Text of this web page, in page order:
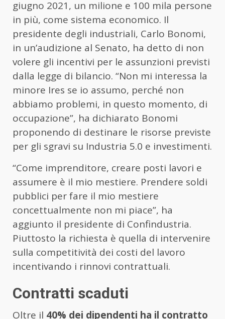
giugno 2021, un milione e 100 mila persone
in più, come sistema economico. Il
presidente degli industriali, Carlo Bonomi,
in un’audizione al Senato, ha detto di non
volere gli incentivi per le assunzioni previsti
dalla legge di bilancio. “Non mi interessa la
minore Ires se io assumo, perché non
abbiamo problemi, in questo momento, di
occupazione”, ha dichiarato Bonomi
proponendo di destinare le risorse previste
per gli sgravi su Industria 5.0 e investimenti.
“Come imprenditore, creare posti lavori e
assumere è il mio mestiere. Prendere soldi
pubblici per fare il mio mestiere
concettualmente non mi piace”, ha
aggiunto il presidente di Confindustria.
Piuttosto la richiesta è quella di intervenire
sulla competitività dei costi del lavoro
incentivando i rinnovi contrattuali.
Contratti scaduti
Oltre il 40% dei dipendenti ha il contratto